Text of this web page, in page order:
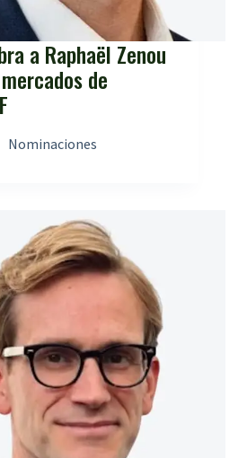
a Raphaël Zenou
de
Nominaciones